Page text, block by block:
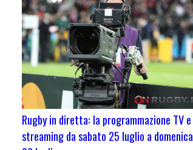
Rugby in diretta: la programmazione TV e
streaming da sabato 25 luglio a domenica